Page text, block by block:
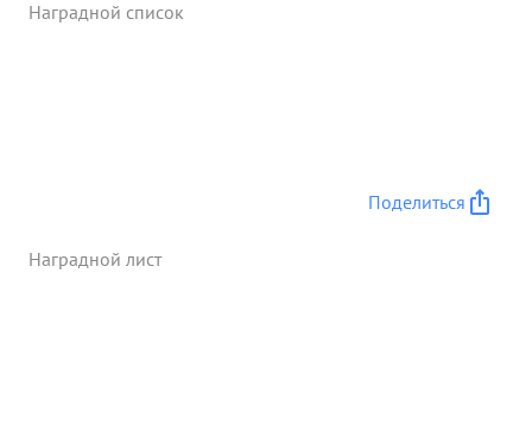
Подготовил материалы по описанию Полтавской
Наградной список
Поделиться
Наградной лист